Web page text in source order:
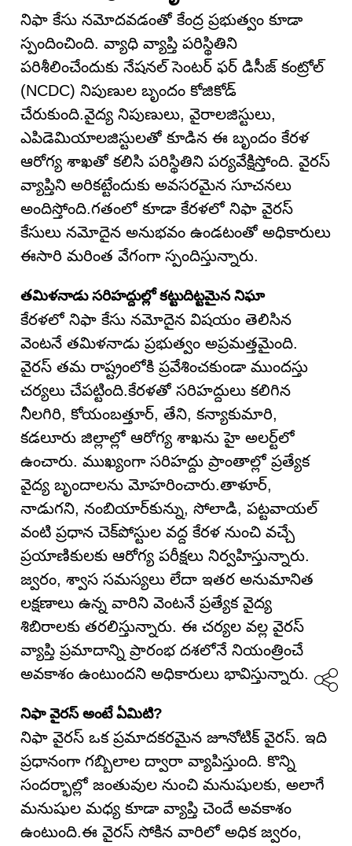
నిఫా కేసు నమోదవడంతో కేంద్ర ప్రభుత్వం కూడా
స్పందించింది. వ్యాధి వ్యాప్తి పరిస్థితిని
పరిశీలించేందుకు నేషనల్ సెంటర్ ఫర్ డిసీజ్ కంట్రోల్
(NCDC) నిపుణుల బృందం కోజికోడ్
చేరుకుంది.వైద్య నిపుణులు, వైరాలజిస్టులు,
ఎపిడెమియాలజిస్టులతో కూడిన ఈ బృందం కేరళ
ఆరోగ్య శాఖతో కలిసి పరిస్థితిని పర్యవేక్షిస్తోంది. వైరస్
వ్యాప్తిని అరికట్టేందుకు అవసరమైన సూచనలు
అందిస్తోంది.గతంలో కూడా కేరళలో నిఫా వైరస్
కేసులు నమోదైన అనుభవం ఉండటంతో అధికారులు
ఈసారి మరింత వేగంగా స్పందిస్తున్నారు.
తమిళనాడు సరిహద్దుల్లో కట్టుదిట్టమైన నిఘా
కేరళలో నిఫా కేసు నమోదైన విషయం తెలిసిన
వెంటనే తమిళనాడు ప్రభుత్వం అప్రమత్తమైంది.
వైరస్ తమ రాష్ట్రంలోకి ప్రవేశించకుండా ముందస్తు
చర్యలు చేపట్టింది.కేరళతో సరిహద్దులు కలిగిన
నీలగిరి, కోయంబత్తూర్, తేని, కన్యాకుమారి,
కడలూరు జిల్లాల్లో ఆరోగ్య శాఖను హై అలర్ట్‌లో
ఉంచారు. ముఖ్యంగా సరిహద్దు ప్రాంతాల్లో ప్రత్యేక
వైద్య బృందాలను మోహరించారు.తాళూర్,
నాడుగని, నంబియార్‌కున్ను, సోలాడి, పట్టవాయల్
వంటి ప్రధాన చెక్‌పోస్టుల వద్ద కేరళ నుంచి వచ్చే
ప్రయాణికులకు ఆరోగ్య పరీక్షలు నిర్వహిస్తున్నారు.
జ్వరం, శ్వాస సమస్యలు లేదా ఇతర అనుమానిత
లక్షణాలు ఉన్న వారిని వెంటనే ప్రత్యేక వైద్య
శిబిరాలకు తరలిస్తున్నారు. ఈ చర్యల వల్ల వైరస్
వ్యాప్తి ప్రమాదాన్ని ప్రారంభ దశలోనే నియంత్రించే
అవకాశం ఉంటుందని అధికారులు భావిస్తున్నారు.
నిఫా వైరస్ అంటే ఏమిటి?
నిఫా వైరస్ ఒక ప్రమాదకరమైన జూనోటిక్ వైరస్. ఇది
ప్రధానంగా గబ్బిలాల ద్వారా వ్యాపిస్తుంది. కొన్ని
సందర్భాల్లో జంతువుల నుంచి మనుషులకు, అలాగే
మనుషుల మధ్య కూడా వ్యాప్తి చెందే అవకాశం
ఉంటుంది.ఈ వైరస్ సోకిన వారిలో అధిక జ్వరం,